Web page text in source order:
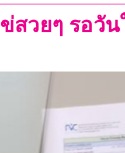
สวยๆ รอวั